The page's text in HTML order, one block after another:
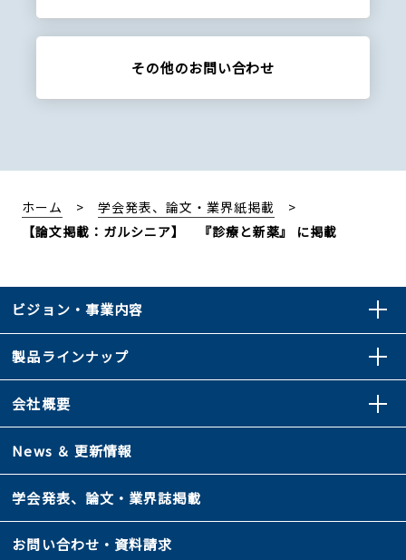
その他のお問い合わせ
ホーム
学会発表、論文・業界紙掲載
【論文掲載：ガルシニア】 『診療と新薬』 に掲載
ビジョン・事業内容
製品ラインナップ
会社概要
News ＆ 更新情報
学会発表、論文・業界誌掲載
お問い合わせ・資料請求